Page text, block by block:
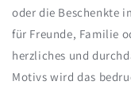
oder die Beschenkte
für Freunde, Familie
herzliches und
Motivs wird das